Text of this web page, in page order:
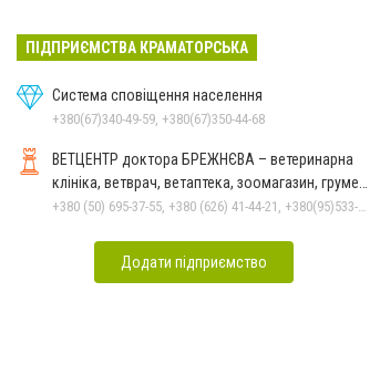
ПІДПРИЄМСТВА КРАМАТОРСЬКА
Система сповіщення населення
+380(67)340-49-59, +380(67)350-44-68
ВЕТЦЕНТР доктора БРЕЖНЄВА – ветеринарна
клініка, ветврач, ветаптека, зоомагазин, грумер,
стрижки.
+380 (50) 695-37-55, +380 (626) 41-44-21, +380(95)533-90-03
Додати підприємство